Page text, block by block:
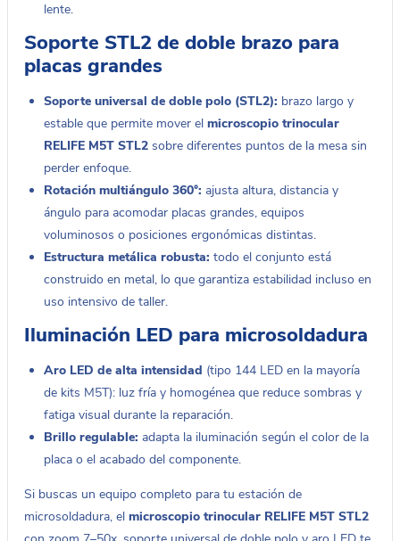
lente.
Soporte STL2 de doble brazo para
placas grandes
Soporte universal de doble polo (STL2): brazo largo y
estable que permite mover el microscopio trinocular
RELIFE M5T STL2 sobre diferentes puntos de la mesa sin
perder enfoque.
Rotación multiángulo 360°: ajusta altura, distancia y
ángulo para acomodar placas grandes, equipos
voluminosos o posiciones ergonómicas distintas.
Estructura metálica robusta: todo el conjunto está
construido en metal, lo que garantiza estabilidad incluso en
uso intensivo de taller.
Iluminación LED para microsoldadura
Aro LED de alta intensidad (tipo 144 LED en la mayoría
de kits M5T): luz fría y homogénea que reduce sombras y
fatiga visual durante la reparación.
Brillo regulable: adapta la iluminación según el color de la
placa o el acabado del componente.
Si buscas un equipo completo para tu estación de
microsoldadura, el microscopio trinocular RELIFE M5T STL2